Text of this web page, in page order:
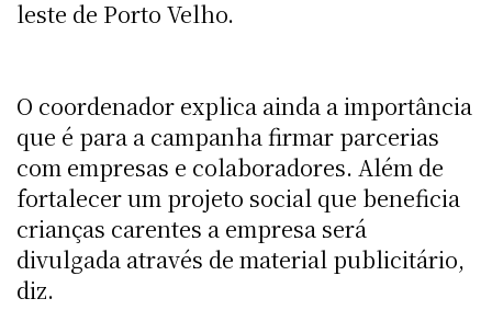
leste de Porto Velho.
O coordenador explica ainda a importância
que é para a campanha firmar parcerias
com empresas e colaboradores. Além de
fortalecer um projeto social que beneficia
crianças carentes a empresa será
divulgada através de material publicitário,
diz.